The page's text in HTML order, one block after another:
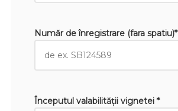
Număr de înregistrare (fara spatiu)*
Începutul valabilităţii vignetei *